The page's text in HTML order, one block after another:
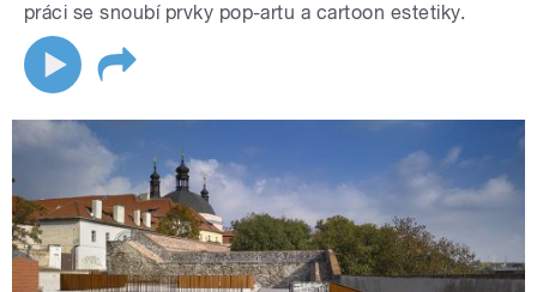
práci se snoubí prvky pop-artu a cartoon estetiky.